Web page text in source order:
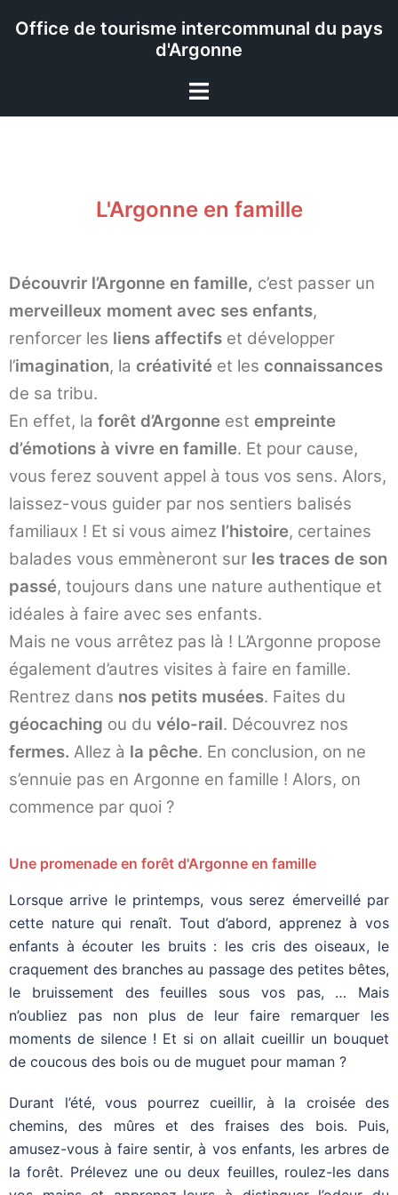
Office de tourisme intercommunal du pays
d'Argonne
L'Argonne en famille
Découvrir l’Argonne en famille, c’est passer un
merveilleux moment avec ses enfants,
renforcer les liens affectifs et développer
l’imagination, la créativité et les connaissances
de sa tribu.
En effet, la forêt d’Argonne est empreinte
d’émotions à vivre en famille. Et pour cause,
vous ferez souvent appel à tous vos sens. Alors,
laissez-vous guider par nos sentiers balisés
familiaux ! Et si vous aimez l’histoire, certaines
balades vous emmèneront sur les traces de son
passé, toujours dans une nature authentique et
idéales à faire avec ses enfants.
Mais ne vous arrêtez pas là ! L’Argonne propose
également d’autres visites à faire en famille.
Rentrez dans nos petits musées. Faites du
géocaching ou du vélo-rail. Découvrez nos
fermes. Allez à la pêche. En conclusion, on ne
s’ennuie pas en Argonne en famille ! Alors, on
commence par quoi ?
Une promenade en forêt d'Argonne en famille
Lorsque arrive le printemps, vous serez émerveillé par
cette nature qui renaît. Tout d’abord, apprenez à vos
enfants à écouter les bruits : les cris des oiseaux, le
craquement des branches au passage des petites bêtes,
le bruissement des feuilles sous vos pas, … Mais
n’oubliez pas non plus de leur faire remarquer les
moments de silence ! Et si on allait cueillir un bouquet
de coucous des bois ou de muguet pour maman ?
Durant l’été, vous pourrez cueillir, à la croisée des
chemins, des mûres et des fraises des bois. Puis,
amusez-vous à faire sentir, à vos enfants, les arbres de
la forêt. Prélevez une ou deux feuilles, roulez-les dans